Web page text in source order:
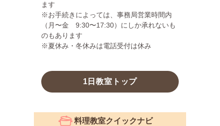
ます
※お手続きによっては、事務局営業時間内
（月〜金 9:30〜17:30）にしか承れないも
のもあります
※夏休み・冬休みは電話受付は休み
1日教室トップ
料理教室クイックナビ